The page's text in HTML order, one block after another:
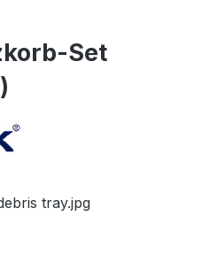
Set